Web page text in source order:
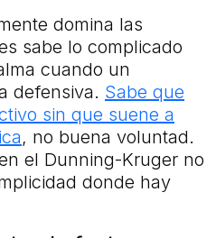
domina las
sabe lo complicado
cuando un
defensiva. Sabe que
sin que suene a
, no buena voluntad.
el Dunning-Kruger no
donde hay